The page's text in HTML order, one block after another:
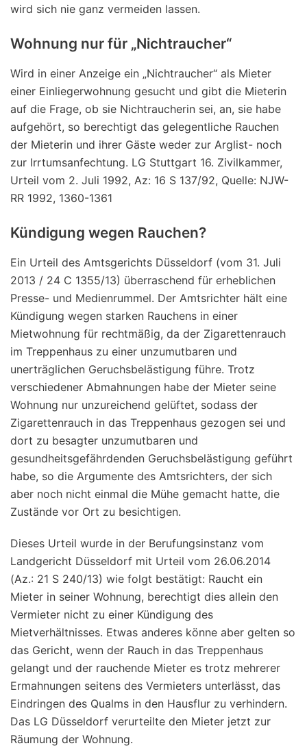
wird sich nie ganz vermeiden lassen.
Wohnung nur für „Nichtraucher“
Wird in einer Anzeige ein „Nichtraucher“ als Mieter
einer Einliegerwohnung gesucht und gibt die Mieterin
auf die Frage, ob sie Nichtraucherin sei, an, sie habe
aufgehört, so berechtigt das gelegentliche Rauchen
der Mieterin und ihrer Gäste weder zur Arglist- noch
zur Irrtumsanfechtung. LG Stuttgart 16. Zivilkammer,
Urteil vom 2. Juli 1992, Az: 16 S 137/92, Quelle: NJW-
RR 1992, 1360-1361
Kündigung wegen Rauchen?
Ein Urteil des Amtsgerichts Düsseldorf (vom 31. Juli
2013 / 24 C 1355/13) überraschend für erheblichen
Presse- und Medienrummel. Der Amtsrichter hält eine
Kündigung wegen starken Rauchens in einer
Mietwohnung für rechtmäßig, da der Zigarettenrauch
im Treppenhaus zu einer unzumutbaren und
unerträglichen Geruchsbelästigung führe. Trotz
verschiedener Abmahnungen habe der Mieter seine
Wohnung nur unzureichend gelüftet, sodass der
Zigarettenrauch in das Treppenhaus gezogen sei und
dort zu besagter unzumutbaren und
gesundheitsgefährdenden Geruchsbelästigung geführt
habe, so die Argumente des Amtsrichters, der sich
aber noch nicht einmal die Mühe gemacht hatte, die
Zustände vor Ort zu besichtigen.
Dieses Urteil wurde in der Berufungsinstanz vom
Landgericht Düsseldorf mit Urteil vom 26.06.2014
(Az.: 21 S 240/13) wie folgt bestätigt: Raucht ein
Mieter in seiner Wohnung, berechtigt dies allein den
Vermieter nicht zu einer Kündigung des
Mietverhältnisses. Etwas anderes könne aber gelten so
das Gericht, wenn der Rauch in das Treppenhaus
gelangt und der rauchende Mieter es trotz mehrerer
Ermahnungen seitens des Vermieters unterlässt, das
Eindringen des Qualms in den Hausflur zu verhindern.
Das LG Düsseldorf verurteilte den Mieter jetzt zur
Räumung der Wohnung.